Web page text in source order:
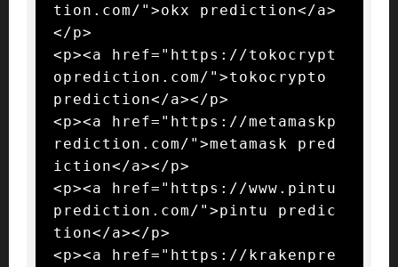
tion.com/">okx prediction</a>
</p>
<p><a href="https://tokocrypt
oprediction.com/">tokocrypto
prediction</a></p>
<p><a href="https://metamaskp
rediction.com/">metamask pred
iction</a></p>
<p><a href="https://www.pintu
prediction.com/">pintu predic
tion</a></p>
<p><a href="https://krakenpre